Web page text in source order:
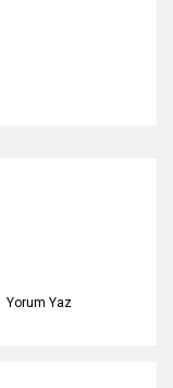
Yorum Yaz